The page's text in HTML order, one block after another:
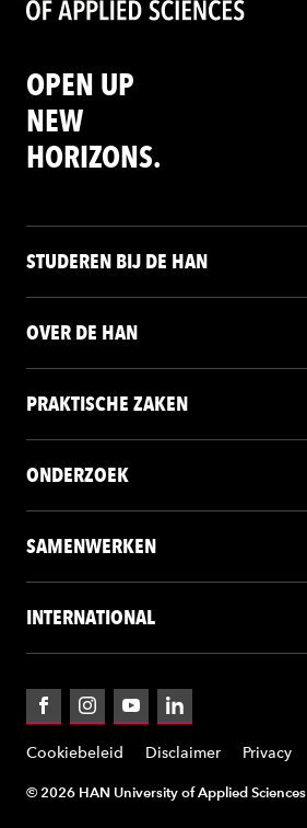
OPEN UP
NEW
HORIZONS.
STUDEREN BIJ DE HAN
OVER DE HAN
PRAKTISCHE ZAKEN
ONDERZOEK
SAMENWERKEN
INTERNATIONAL
FacebookInstagramYouTubeLinkedIn
Cookiebeleid Disclaimer Privacy
© 2026 HAN University of Applied Sciences